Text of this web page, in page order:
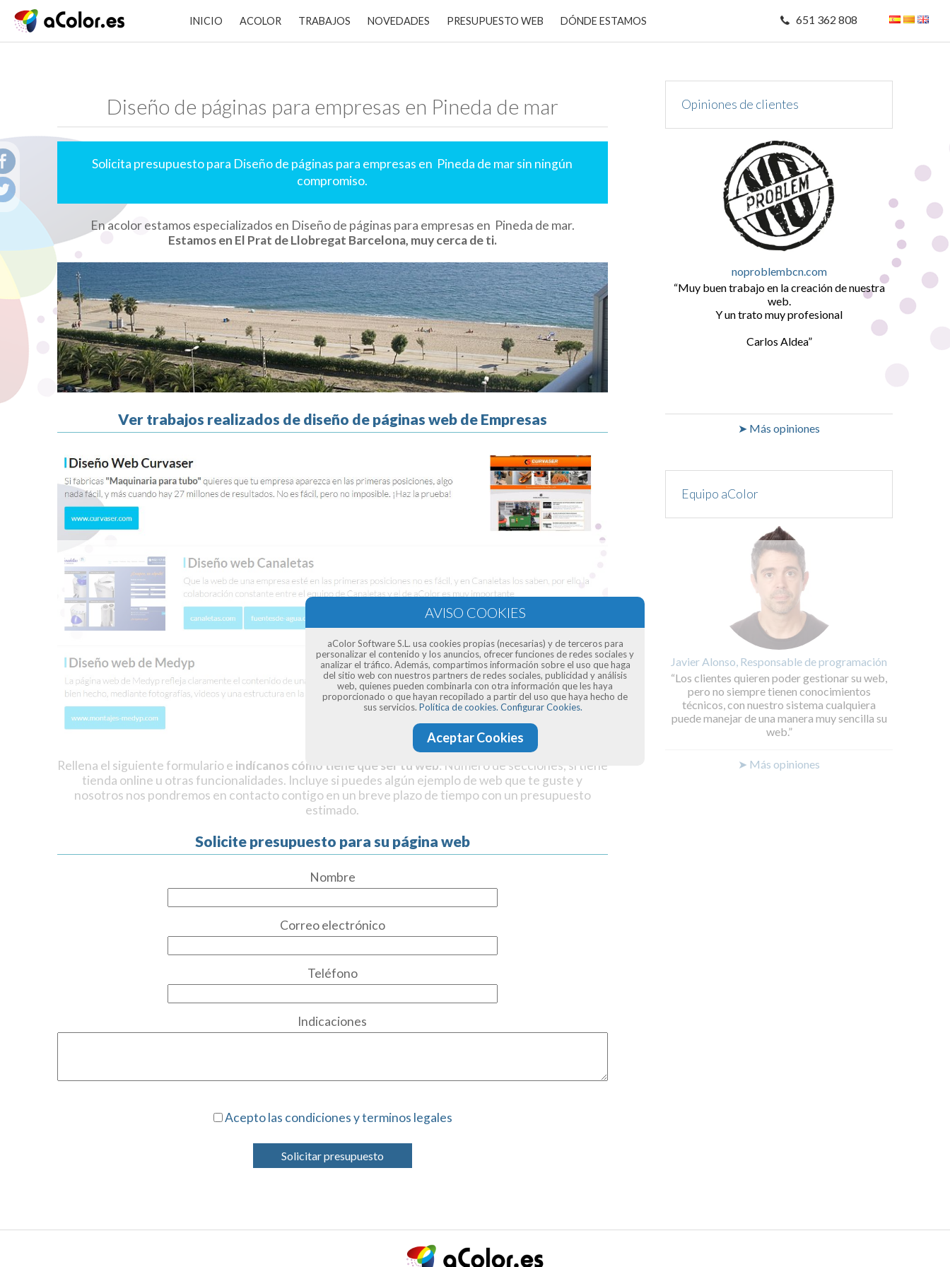
INICIO ACOLOR TRABAJOS NOVEDADES PRESUPUESTO WEB DÓNDE ESTAMOS 651 362 808
Diseño de páginas para empresas en Pineda de mar
Solicita presupuesto para Diseño de páginas para empresas en Pineda de mar sin ningún
compromiso.
En acolor estamos especializados en Diseño de páginas para empresas en Pineda de mar.
Estamos en El Prat de Llobregat Barcelona, muy cerca de ti.
Ver trabajos realizados de diseño de páginas web de Empresas
Rellena el siguiente formulario e indícanos cómo tiene que ser tu web: Número de secciones, si tiene
tienda online u otras funcionalidades. Incluye si puedes algún ejemplo de web que te guste y
nosotros nos pondremos en contacto contigo en un breve plazo de tiempo con un presupuesto
estimado.
Solicite presupuesto para su página web
Nombre
Correo electrónico
Teléfono
Indicaciones
Acepto las condiciones y terminos legales
Solicitar presupuesto
Opiniones de clientes
noproblembcn.com
Muy buen trabajo en la creación de nuestra
web.
Y un trato muy profesional
Carlos Aldea
➤ Más opiniones
Equipo aColor
Javier Alonso, Responsable de programación
Los clientes quieren poder gestionar su web,
pero no siempre tienen conocimientos
técnicos, con nuestro sistema cualquiera
puede manejar de una manera muy sencilla su
web.
➤ Más opiniones
aColor Software S.L. usa cookies propias (necesarias) y de terceros para
personalizar el contenido y los anuncios, ofrecer funciones de redes sociales y
analizar el tráfico. Además, compartimos información sobre el uso que haga
del sitio web con nuestros partners de redes sociales, publicidad y análisis
web, quienes pueden combinarla con otra información que les haya
proporcionado o que hayan recopilado a partir del uso que haya hecho de
sus servicios. Política de cookies. Configurar Cookies.
Aceptar Cookies